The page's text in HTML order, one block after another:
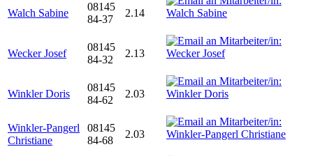
Walch Sabine
08145
84-37
2.14
Wecker Josef
08145
84-32
2.13
Winkler Doris
08145
84-62
2.03
Winkler-Pangerl
Christiane
08145
84-68
2.03